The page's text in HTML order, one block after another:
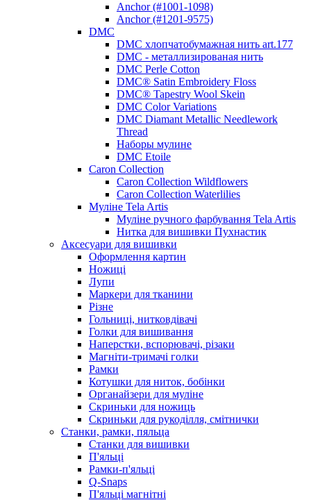
Anchor (#1001-1098)
Anchor (#1201-9575)
DMC
DMC хлопчатобумажная нить art.177
DMC - металлизированая нить
DMC Perle Cotton
DMC® Satin Embroidery Floss
DMC® Tapestry Wool Skein
DMC Color Variations
DMC Diamant Metallic Needlework
Thread
Наборы мулине
DMC Etoile
Caron Collection
Caron Collection Wildflowers
Caron Collection Waterlilies
Муліне Tela Artis
Муліне ручного фарбування Tela Artis
Нитка для вишивки Пухнастик
Аксесуари для вишивки
Оформлення картин
Ножиці
Лупи
Маркери для тканини
Різне
Гольниці, нитковдівачі
Голки для вишивання
Наперстки, вспорювачі, різаки
Магніти-тримачі голки
Рамки
Котушки для ниток, бобінки
Органайзери для муліне
Скриньки для ножиць
Скриньки для рукоділля, смітнички
Станки, рамки, пяльца
Станки для вишивки
П'яльці
Рамки-п'яльці
Q-Snaps
П'яльці магнітні